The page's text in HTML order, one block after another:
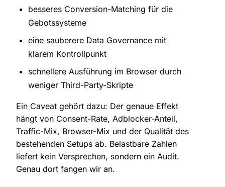
besseres Conversion-Matching für die
Gebotssysteme
eine sauberere Data Governance mit
klarem Kontrollpunkt
schnellere Ausführung im Browser durch
weniger Third-Party-Skripte
Ein Caveat gehört dazu: Der genaue Effekt
hängt von Consent-Rate, Adblocker-Anteil,
Traffic-Mix, Browser-Mix und der Qualität des
bestehenden Setups ab. Belastbare Zahlen
liefert kein Versprechen, sondern ein Audit.
Genau dort fangen wir an.